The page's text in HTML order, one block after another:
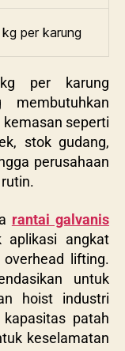
per karung
per karung
membutuhkan
seperti
stok gudang,
perusahaan
rantai galvanis
aplikasi angkat
lifting.
untuk
hoist industri
patah
keselamatan